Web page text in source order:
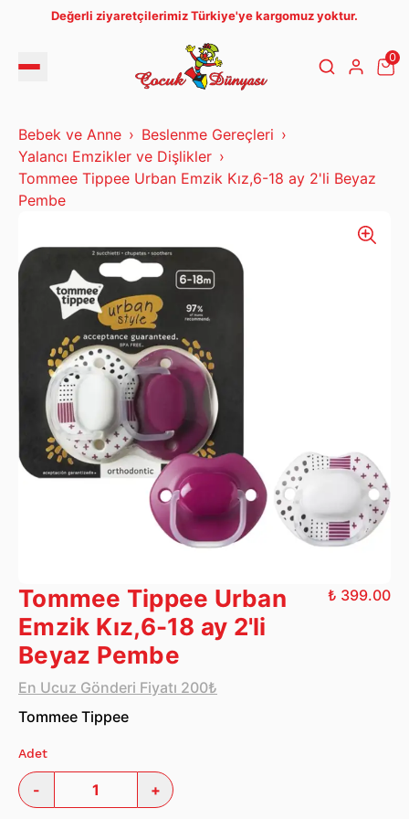
Değerli ziyaretçilerimiz Türkiye'ye kargomuz yoktur.
0
Bebek ve Anne
Beslenme Gereçleri
Yalancı Emzikler ve Dişlikler
Tommee Tippee Urban Emzik Kız,6-18 ay 2'li Beyaz
Pembe
Tommee Tippee Urban
Emzik Kız,6-18 ay 2'li
Beyaz Pembe
En Ucuz Gönderi Fiyatı 200₺
₺ 399.00
Tommee Tippee
Adet
- +